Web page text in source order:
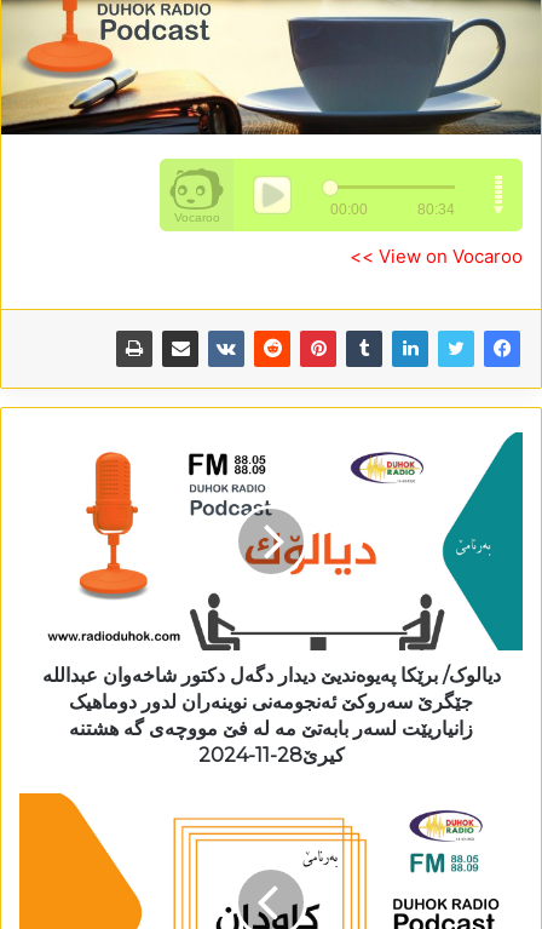
View on Vocaroo >>
دیالوک/ برێکا پەیوەندیێ دیدار دگەل دکتور شاخەوان عبداللە
جێگرێ سەروکێ ئەنجومەنی نوینەران لدور دوماھیک
زانیاریێت لسەر بابەتێ مە لە فێ مووچەی گە ھشتنە
کیرێ28-11-2024